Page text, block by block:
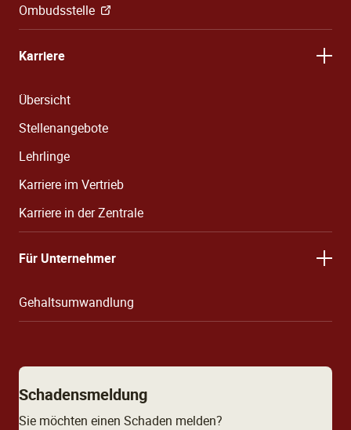
Ombudsstelle
Karriere
Übersicht
Stellenangebote
Lehrlinge
Karriere im Vertrieb
Karriere in der Zentrale
Für Unternehmer
Gehaltsumwandlung
Schadensmeldung
Sie möchten einen Schaden melden?